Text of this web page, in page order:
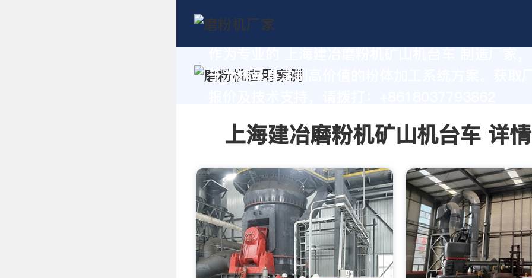
于为您量身定制高价值的粉体加工系统方案。获取
上海建冶磨粉机矿山机台车 详